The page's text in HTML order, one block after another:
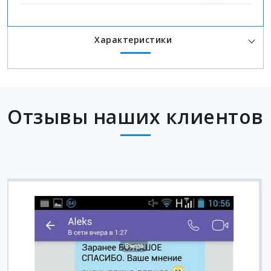
Характеристики
Отзывы наших клиентов